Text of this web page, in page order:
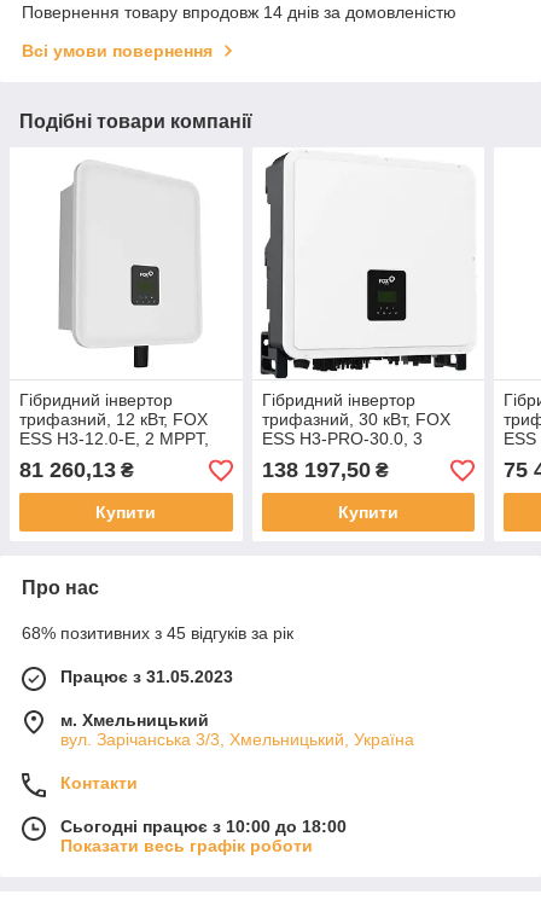
Повернення товару впродовж 14 днів за домовленістю
Всі умови повернення
Подібні товари компанії
Гібридний інвертор
трифазний, 12 кВт, FOX
ESS H3-12.0-E, 2 MPPT,
IP65 (високовольтний)
81 260,13 ₴
Купити
Гібридний інвертор
трифазний, 30 кВт, FOX
ESS H3-PRO-30.0, 3
MPPT, IP65
(високовольтний)
138 197,50₴
Купити
IP65
75
Про нас
68% позитивних з 45 відгуків за рік
Працює з 31.05.2023
м. Хмельницький
вул. Зарічанська 3/3, Хмельницький, Україна
Контакти
Сьогодні працює з 10:00 до 18:00
Показати весь графік роботи